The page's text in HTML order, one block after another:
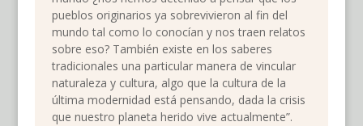
pueblos originarios ya sobrevivieron al fin del
mundo tal como lo conocían y nos traen relatos
sobre eso? También existe en los saberes
tradicionales una particular manera de vincular
naturaleza y cultura, algo que la cultura de la
última modernidad está pensando, dada la crisis
que nuestro planeta herido vive actualmente”.